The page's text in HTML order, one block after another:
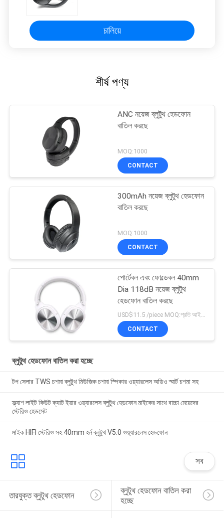
চালিয়ে
শীর্ষ পণ্য
ANC নয়েজ ব্লুটুথ হেডফোন
বাতিল করছে
MOQ:1000
CONTACT
300mAh নয়েজ ব্লুটুথ হেডফোন
বাতিল করছে
MOQ:1000
CONTACT
পোর্টেবল এবং ফোল্ডেবল 40mm
Dia 118dB নয়েজ ব্লুটুথ
হেডফোন বাতিল করছে
CONTACT
ব্লুটুথ হেডফোন বাতিল করা হচ্ছে
টপ সেলার TWS চশমা ব্লুটুথ মিউজিক চশমা স্পিকার ওয়্যারলেস অডিও স্মার্ট চশমা সহ
ফ্ল্যাশ লাইট কিউট ক্যাট ইয়ার ওয়্যারলেস ব্লুটুথ হেডফোন মাইকের সাথে বাচ্চা মেয়েদের
স্টেরিও হেডসেট
মাইক HIFI স্টেরিও সহ 40mm হর্ন ব্লুটুথ V5.0 ওয়্যারলেস হেডফোন
সব
তারযুক্ত ব্লুটুথ হেডফোন
ব্লুটুথ হেডফোন বাতিল করা
হচ্ছে